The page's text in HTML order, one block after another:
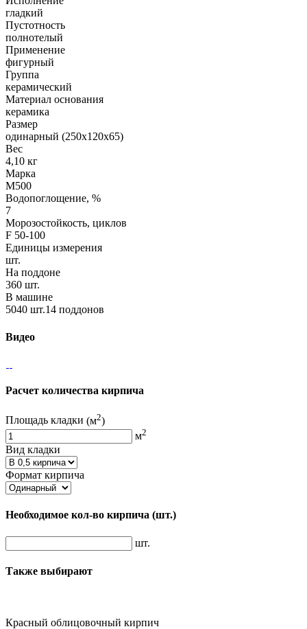
гладкий
Пустотность
полнотелый
Применение
фигурный
Группа
керамический
Материал основания
керамика
Размер
одинарный (250х120х65)
Вес
4,10 кг
Марка
М500
Водопоглощение, %
7
Морозостойкость, циклов
F 50-100
Единицы измерения
шт.
На поддоне
360 шт.
В машине
5040 шт.14 поддонов
Видео
Расчет количества кирпича
Площадь кладки (м2)
м2
Вид кладки
Формат кирпича
Необходимое кол-во кирпича (шт.)
шт.
Также выбирают
Красный облицовочный кирпич